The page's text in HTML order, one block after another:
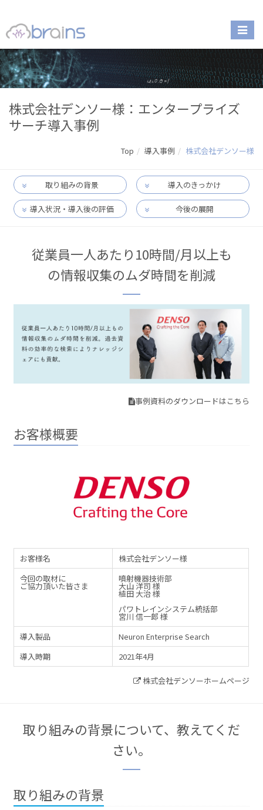
株式会社デンソー様：エンタープライズ
サーチ導入事例
Top 導入事例 株式会社デンソー様
取り組みの背景 導入のきっかけ
導入状況・導入後の評価 今後の展開
従業員一人あたり10時間/月以上も
の情報収集のムダ時間を削減
事例資料のダウンロードはこちら
お客様概要
お客様名
株式会社デンソー様
今回の取材に
ご協力頂いた皆さま
噴射機器技術部
大山 洋司 様
植田 大治 様
パワトレインシステム統括部
宮川 信一郎 様
導入製品
Neuron Enterprise Search
導入時期
2021年4月
株式会社デンソーホームページ
取り組みの背景について、教えてくだ
さい。
取り組みの背景